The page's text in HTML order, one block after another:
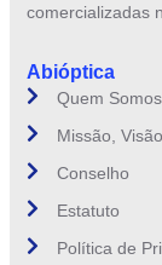
comercializadas
Abióptica
Quem Somos
Missão,
Conselho
Estatuto
Política de